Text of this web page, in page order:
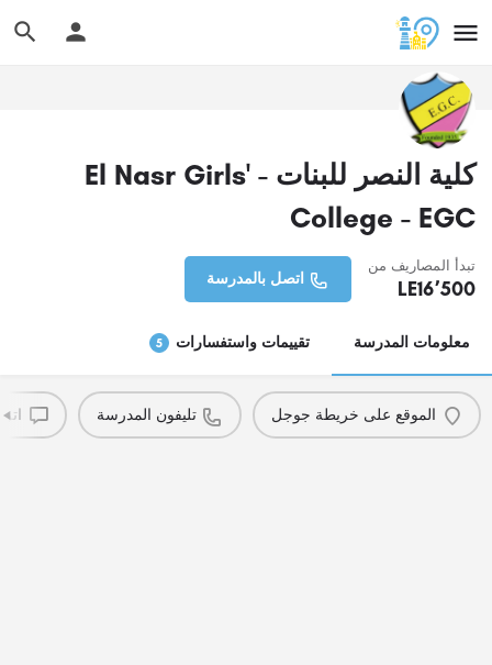
كلية النصر للبنات - El Nasr Girls'
College - EGC
تبدأ المصاريف من
LE16٬500 اتصل بالمدرسة
معلومات المدرسة تقييمات واستفسارات 5
الموقع على خريطة جوجل تليفون المدرسة